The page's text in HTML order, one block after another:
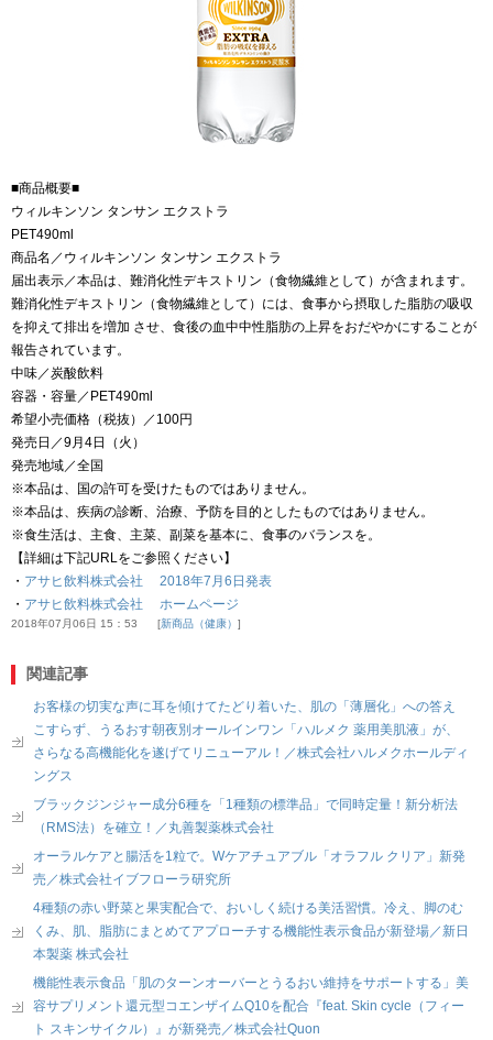
■商品概要■
ウィルキンソン タンサン エクストラ
PET490ml
商品名／ウィルキンソン タンサン エクストラ
届出表示／本品は、難消化性デキストリン（食物繊維として）が含まれます。
難消化性デキストリン（食物繊維として）には、食事から摂取した脂肪の吸収
を抑えて排出を増加 させ、食後の血中中性脂肪の上昇をおだやかにすることが
報告されています。
中味／炭酸飲料
容器・容量／PET490ml
希望小売価格（税抜）／100円
発売日／9月4日（火）
発売地域／全国
※本品は、国の許可を受けたものではありません。
※本品は、疾病の診断、治療、予防を目的としたものではありません。
※食生活は、主食、主菜、副菜を基本に、食事のバランスを。
【詳細は下記URLをご参照ください】
・ アサヒ飲料株式会社 2018年7月6日発表
・ アサヒ飲料株式会社 ホームページ
2018年07月06日 15：53 新商品（健康）
関連記事
お客様の切実な声に耳を傾けてたどり着いた、肌の「薄層化」への答え
こすらず、うるおす朝夜別オールインワン「ハルメク 薬用美肌液」が、
さらなる高機能化を遂げてリニューアル！／株式会社ハルメクホールディ
ングス
ブラックジンジャー成分6種を「1種類の標準品」で同時定量！新分析法
（RMS法）を確立！／丸善製薬株式会社
オーラルケアと腸活を1粒で。Wケアチュアブル「オラフル クリア」新発
売／株式会社イブフローラ研究所
4種類の赤い野菜と果実配合で、おいしく続ける美活習慣。冷え、脚のむ
くみ、肌、脂肪にまとめてアプローチする機能性表示食品が新登場／新日
本製薬 株式会社
機能性表示食品「肌のターンオーバーとうるおい維持をサポートする」美
容サプリメント還元型コエンザイムQ10を配合『feat. Skin cycle（フィー
ト スキンサイクル）』が新発売／株式会社Quon